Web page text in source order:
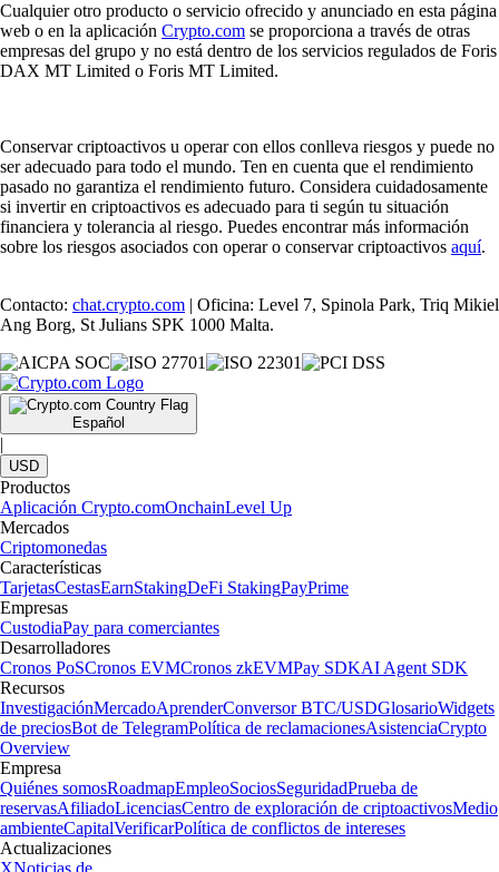
Cualquier otro producto o servicio ofrecido y anunciado en esta página
web o en la aplicación Crypto.com se proporciona a través de otras
empresas del grupo y no está dentro de los servicios regulados de Foris
DAX MT Limited o Foris MT Limited.
Conservar criptoactivos u operar con ellos conlleva riesgos y puede no
ser adecuado para todo el mundo. Ten en cuenta que el rendimiento
pasado no garantiza el rendimiento futuro. Considera cuidadosamente
si invertir en criptoactivos es adecuado para ti según tu situación
financiera y tolerancia al riesgo. Puedes encontrar más información
sobre los riesgos asociados con operar o conservar criptoactivos aquí.
Contacto: chat.crypto.com | Oficina: Level 7, Spinola Park, Triq Mikiel
Ang Borg, St Julians SPK 1000 Malta.
Español
|
USD
Productos
Aplicación Crypto.comOnchainLevel Up
Mercados
Criptomonedas
Características
TarjetasCestasEarnStakingDeFi StakingPayPrime
Empresas
CustodiaPay para comerciantes
Desarrolladores
Cronos PoSCronos EVMCronos zkEVMPay SDKAI Agent SDK
Recursos
InvestigaciónMercadoAprenderConversor BTC/USDGlosarioWidgets
de preciosBot de TelegramPolítica de reclamacionesAsistenciaCrypto
Overview
Empresa
Quiénes somosRoadmapEmpleoSociosSeguridadPrueba de
reservasAfiliadoLicenciasCentro de exploración de criptoactivosMedio
ambienteCapitalVerificarPolítica de conflictos de intereses
Actualizaciones
XNoticias de